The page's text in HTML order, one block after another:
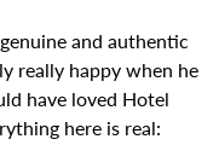
and authentic
really happy when he
have loved Hotel
here is real: